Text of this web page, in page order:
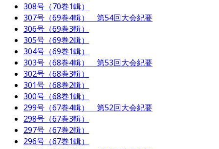
308号（70巻1輯）
307号（69巻4輯） 第54回大会紀要
306号（69巻3輯）
305号（69巻2輯）
304号（69巻1輯）
303号（68巻4輯） 第53回大会紀要
302号（68巻3輯）
301号（68巻2輯）
300号（68巻1輯）
299号（67巻4輯） 第52回大会紀要
298号（67巻3輯）
297号（67巻2輯）
296号（67巻1輯）